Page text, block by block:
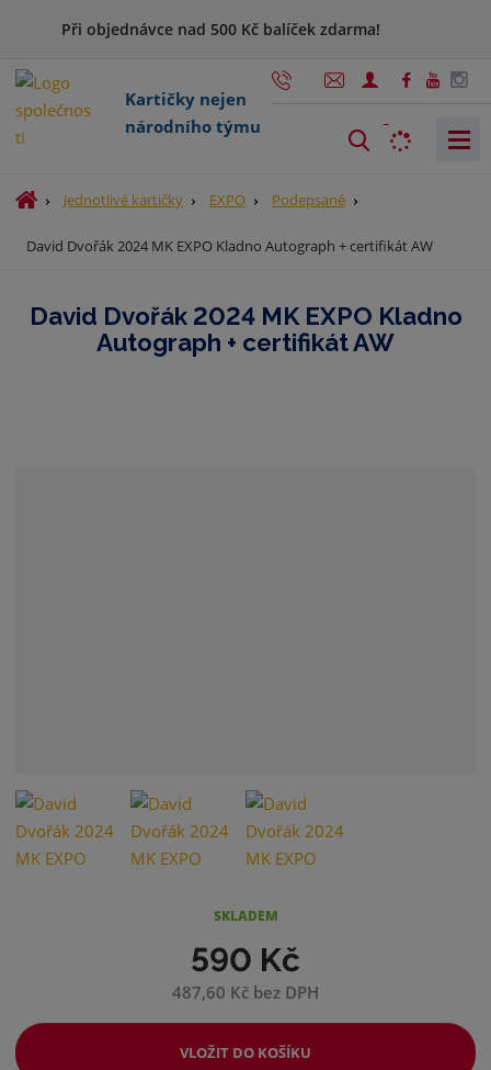
Při objednávce nad 500 Kč balíček zdarma!
Kartičky nejen
národního týmu
e
t
Ú
o
í
Jednotlivé kartičky EXPO Podepsané
David Dvořák 2024 MK EXPO Kladno Autograph + certifikát AW
David Dvořák 2024 MK EXPO Kladno
Autograph + certifikát AW
590 Kč
487,60 Kč bez DPH
SKLADEM
VLOŽIT DO KOŠÍKU